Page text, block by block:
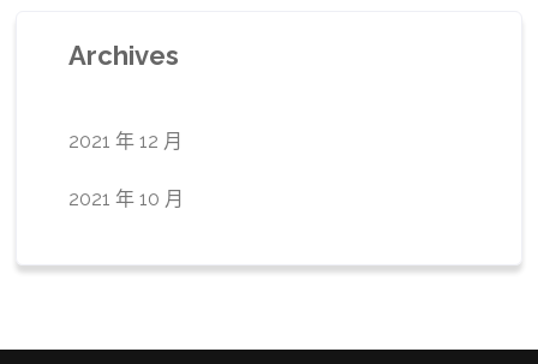
Archives
2021 年 12 月
2021 年 10 月